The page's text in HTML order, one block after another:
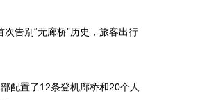
告别“无廊桥”历史，旅客出行
配置了12条登机廊桥和20个人